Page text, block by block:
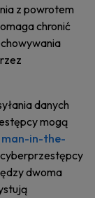
z powrotem
chronić
danych
mogą
in-the-
dwoma